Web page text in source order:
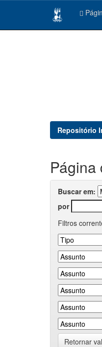
Repositório
Página
Buscar em:
por
Filtros
Retornar